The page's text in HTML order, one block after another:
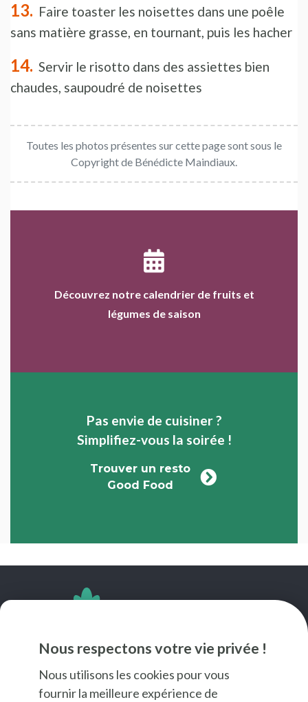
Nous respectons votre vie privée !
Nous utilisons les cookies pour vous
fournir la meilleure expérience de
Faire toaster les noisettes dans une poêle
sans matière grasse, en tournant, puis les hacher
Servir le risotto dans des assiettes bien
chaudes, saupoudré de noisettes
Toutes les photos présentes sur cette page sont sous le
Copyright de Bénédicte Maindiaux.
Découvrez notre calendrier de fruits et
légumes de saison
Pas envie de cuisiner ?
Simplifiez-vous la soirée !
Trouver un resto
Good Food